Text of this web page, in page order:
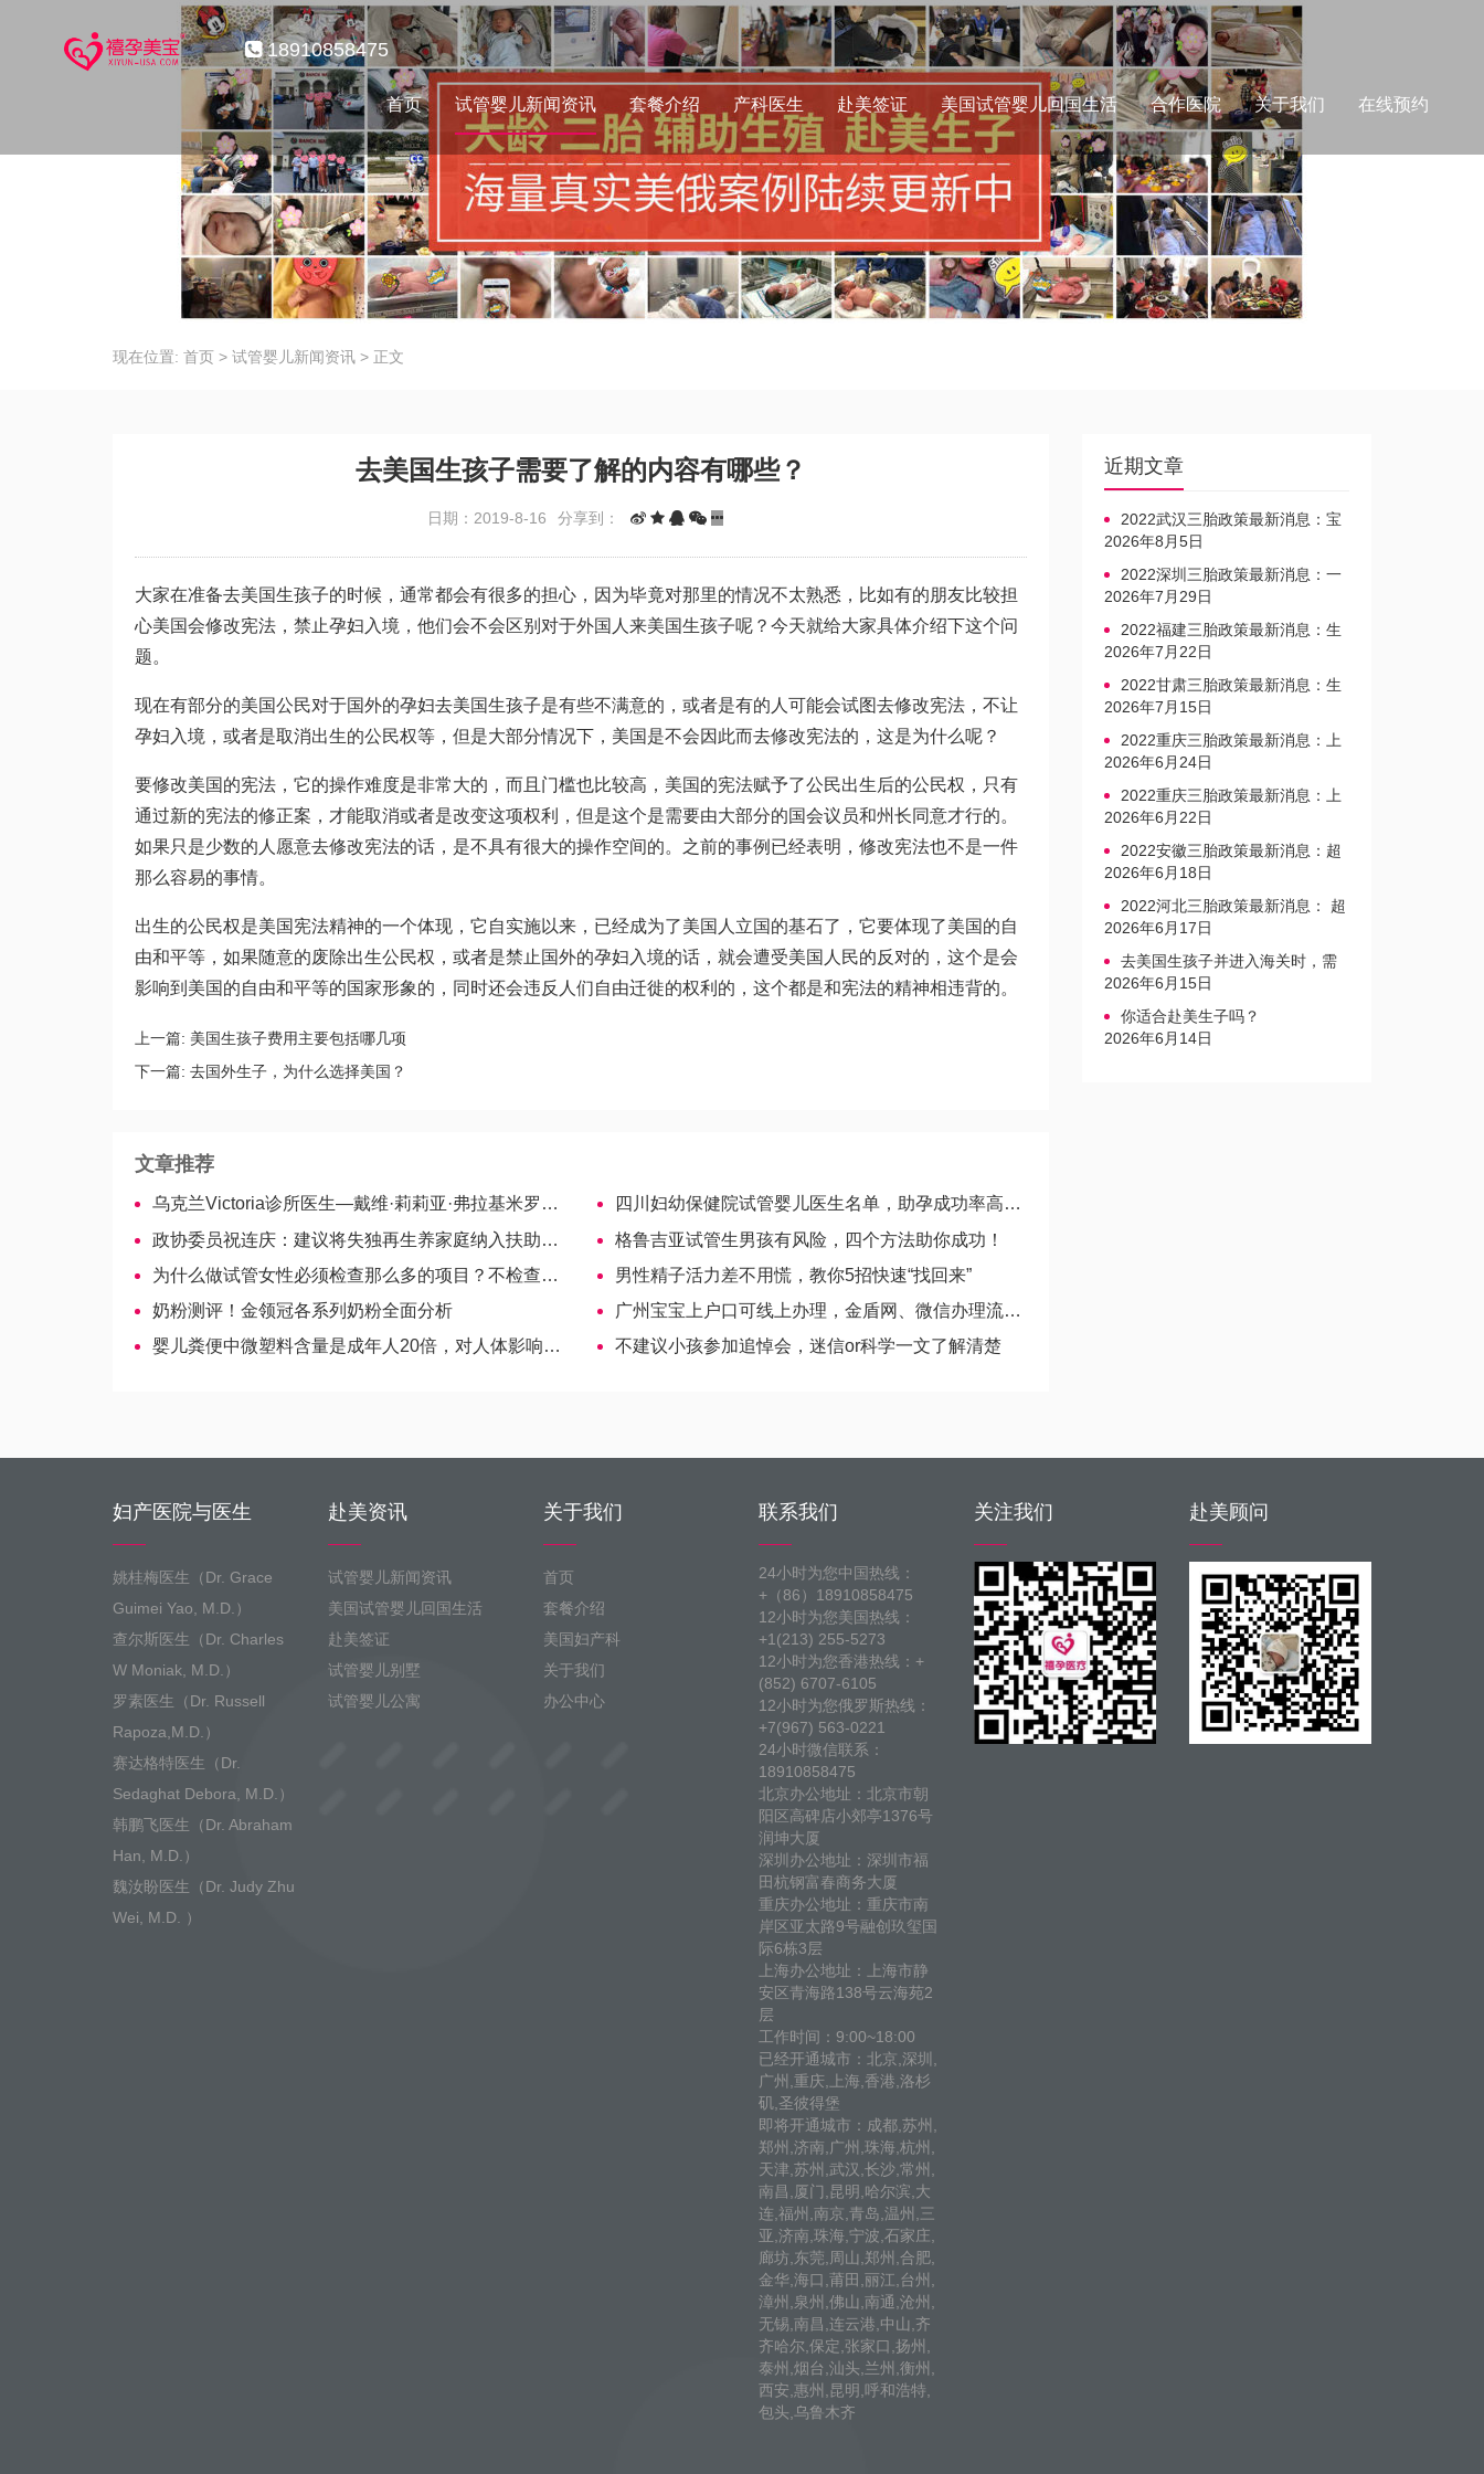
18910858475
首页 试管婴儿新闻资讯 套餐介绍 产科医生 赴美签证 美国试管婴儿回国生活 合作医院 关于我们 在线预约
现在位置: 首页 > 试管婴儿新闻资讯 > 正文
去美国生孩子需要了解的内容有哪些？
日期：2019-8-16 分享到：
大家在准备去美国生孩子的时候，通常都会有很多的担心，因为毕竟对那里的情况不太熟悉，比如有的朋友比较担
心美国会修改宪法，禁止孕妇入境，他们会不会区别对于外国人来美国生孩子呢？今天就给大家具体介绍下这个问
题。
现在有部分的美国公民对于国外的孕妇去美国生孩子是有些不满意的，或者是有的人可能会试图去修改宪法，不让
孕妇入境，或者是取消出生的公民权等，但是大部分情况下，美国是不会因此而去修改宪法的，这是为什么呢？
要修改美国的宪法，它的操作难度是非常大的，而且门槛也比较高，美国的宪法赋予了公民出生后的公民权，只有
通过新的宪法的修正案，才能取消或者是改变这项权利，但是这个是需要由大部分的国会议员和州长同意才行的。
如果只是少数的人愿意去修改宪法的话，是不具有很大的操作空间的。之前的事例已经表明，修改宪法也不是一件
那么容易的事情。
出生的公民权是美国宪法精神的一个体现，它自实施以来，已经成为了美国人立国的基石了，它要体现了美国的自
由和平等，如果随意的废除出生公民权，或者是禁止国外的孕妇入境的话，就会遭受美国人民的反对的，这个是会
影响到美国的自由和平等的国家形象的，同时还会违反人们自由迁徙的权利的，这个都是和宪法的精神相违背的。
上一篇: 美国生孩子费用主要包括哪几项
下一篇: 去国外生子，为什么选择美国？
文章推荐
乌克兰Victoria诊所医生—戴维·莉莉亚·弗拉基米罗夫娜
四川妇幼保健院试管婴儿医生名单，助孕成功率高的大夫参考
政协委员祝连庆：建议将失独再生养家庭纳入扶助政策
格鲁吉亚试管生男孩有风险，四个方法助你成功！
为什么做试管女性必须检查那么多的项目？不检查可以吗？
男性精子活力差不用慌，教你5招快速“找回来”
奶粉测评！金领冠各系列奶粉全面分析
广州宝宝上户口可线上办理，金盾网、微信办理流程详解
婴儿粪便中微塑料含量是成年人20倍，对人体影响尚未可知
不建议小孩参加追悼会，迷信or科学一文了解清楚
近期文章
2022武汉三胎政策最新消息：宝
宝上户口不再罚款
2026年8月5日
2022深圳三胎政策最新消息：一
文读懂上户口是否罚款
2026年7月29日
2022福建三胎政策最新消息：生
育奖励发放迎新标准
2026年7月22日
2022甘肃三胎政策最新消息：生
育产假不享受带薪福利
2026年7月15日
2022重庆三胎政策最新消息：上
户口、办准生证指南
2026年6月24日
2022重庆三胎政策最新消息：上
户口、办准生证指南
2026年6月22日
2022安徽三胎政策最新消息：超
生家庭罚款标准更新
2026年6月18日
2022河北三胎政策最新消息： 超
生三孩不再缴纳社会抚养费
2026年6月17日
去美国生孩子并进入海关时，需
要注意的事项是什么？
2026年6月15日
你适合赴美生子吗？
2026年6月14日
妇产医院与医生
姚桂梅医生（Dr. Grace
Guimei Yao, M.D.）
查尔斯医生（Dr. Charles
W Moniak, M.D.）
罗素医生（Dr. Russell
Rapoza,M.D.）
赛达格特医生（Dr.
Sedaghat Debora, M.D.）
韩鹏飞医生（Dr. Abraham
Han, M.D.）
魏汝盼医生（Dr. Judy Zhu
Wei, M.D. ）
赴美资讯
试管婴儿新闻资讯
美国试管婴儿回国生活
赴美签证
试管婴儿别墅
试管婴儿公寓
关于我们
首页
套餐介绍
美国妇产科
关于我们
办公中心
联系我们
24小时为您中国热线：
+（86）18910858475
12小时为您美国热线：
+1(213) 255-5273
12小时为您香港热线：+
(852) 6707-6105
12小时为您俄罗斯热线：
+7(967) 563-0221
24小时微信联系：
18910858475
北京办公地址：北京市朝
阳区高碑店小郊亭1376号
润坤大厦
深圳办公地址：深圳市福
田杭钢富春商务大厦
重庆办公地址：重庆市南
岸区亚太路9号融创玖玺国
际6栋3层
上海办公地址：上海市静
安区青海路138号云海苑2
层
工作时间：9:00~18:00
已经开通城市：北京,深圳,
广州,重庆,上海,香港,洛杉
矶,圣彼得堡
即将开通城市：成都,苏州,
郑州,济南,广州,珠海,杭州,
天津,苏州,武汉,长沙,常州,
南昌,厦门,昆明,哈尔滨,大
连,福州,南京,青岛,温州,三
亚,济南,珠海,宁波,石家庄,
廊坊,东莞,周山,郑州,合肥,
金华,海口,莆田,丽江,台州,
漳州,泉州,佛山,南通,沧州,
无锡,南昌,连云港,中山,齐
齐哈尔,保定,张家口,扬州,
泰州,烟台,汕头,兰州,衡州,
西安,惠州,昆明,呼和浩特,
包头,乌鲁木齐
关注我们 赴美顾问